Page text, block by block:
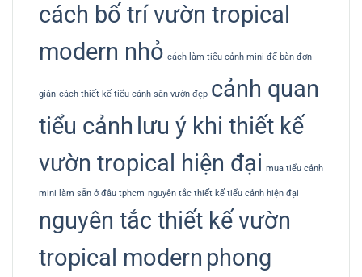
cách bố trí vườn tropical
modern nhỏ cách làm tiểu cảnh mini để bàn đơn
giản cách thiết kế tiểu cảnh sân vườn đẹp cảnh quan
tiểu cảnh lưu ý khi thiết kế
vườn tropical hiện đại mua tiểu cảnh
mini làm sẵn ở đâu tphcm nguyên tắc thiết kế tiểu cảnh hiện đại
nguyên tắc thiết kế vườn
tropical modern phong